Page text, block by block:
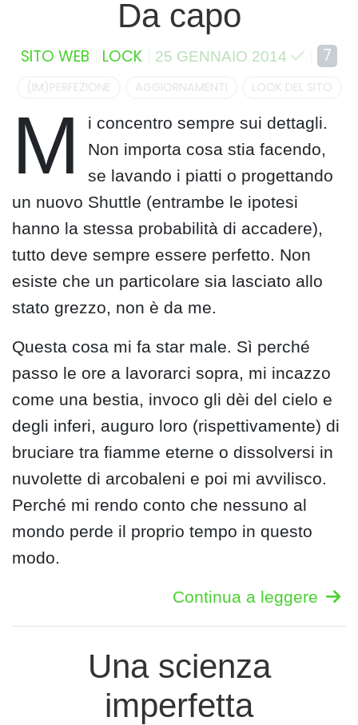
Da capo
SITO WEB LOCK 25 GENNAIO 2014 7
(IM)PERFEZIONE AGGIORNAMENTI LOOK DEL SITO
M
i concentro sempre sui dettagli.
Non importa cosa stia facendo,
se lavando i piatti o progettando
un nuovo Shuttle (entrambe le ipotesi
hanno la stessa probabilità di accadere),
tutto deve sempre essere perfetto. Non
esiste che un particolare sia lasciato allo
stato grezzo, non è da me.
Questa cosa mi fa star male. Sì perché
passo le ore a lavorarci sopra, mi incazzo
come una bestia, invoco gli dèi del cielo e
degli inferi, auguro loro (rispettivamente) di
bruciare tra fiamme eterne o dissolversi in
nuvolette di arcobaleni e poi mi avvilisco.
Perché mi rendo conto che nessuno al
mondo perde il proprio tempo in questo
modo.
Continua a leggere
Una scienza
imperfetta